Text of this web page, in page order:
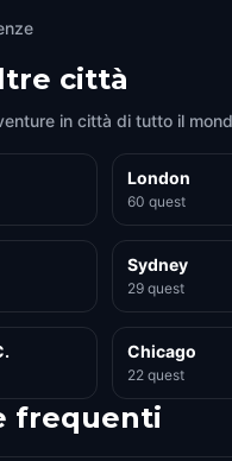
città
in città di tutto il
London
60 quest
Sydney
29 quest
Chicago
22 quest
frequenti